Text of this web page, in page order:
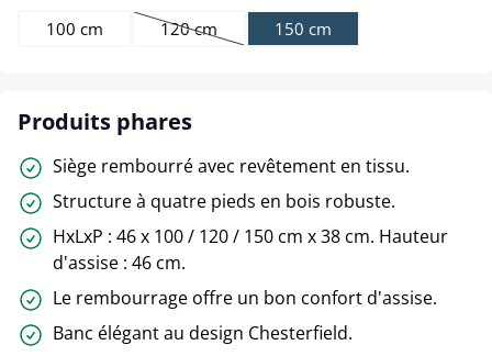
100 cm 120 cm
(Cette option n'est pas disponible pour le
150 cm
Produits phares
Siège rembourré avec revêtement en tissu.
Structure à quatre pieds en bois robuste.
HxLxP : 46 x 100 / 120 / 150 cm x 38 cm. Hauteur
d'assise : 46 cm.
Le rembourrage offre un bon confort d'assise.
Banc élégant au design Chesterfield.